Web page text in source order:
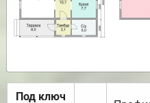
Под ключ